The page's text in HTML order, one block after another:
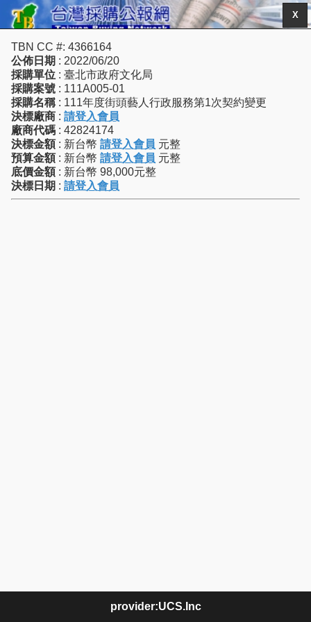
X
TBN CC #: 4366164
公佈日期 : 2022/06/20
採購單位 : 臺北市政府文化局
採購案號 : 111A005-01
採購名稱 : 111年度街頭藝人行政服務第1次契約變更
決標廠商 : 請登入會員
廠商代碼 : 42824174
決標金額 : 新台幣 請登入會員 元整
預算金額 : 新台幣 請登入會員 元整
底價金額 : 新台幣 98,000元整
決標日期 : 請登入會員
provider:UCS.Inc